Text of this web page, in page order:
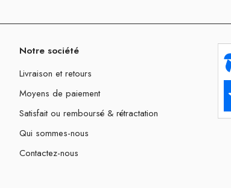
Notre société
Livraison et retours
Moyens de paiement
Satisfait ou remboursé & rétractation
Qui sommes-nous
Contactez-nous